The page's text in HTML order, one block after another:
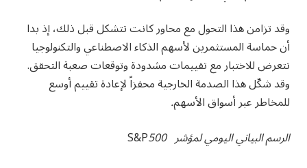
وقد تزامن هذا التحول مع محاور كانت تتشكل قبل ذلك، إذ بدا
أن حماسة المستثمرين لأسهم الذكاء الاصطناعي والتكنولوجيا
تتعرض للاختبار مع تقييمات مشدودة وتوقعات صعبة التحقق.
وقد شكّل هذا الصدمة الخارجية محفزاً لإعادة تقييم أوسع
للمخاطر عبر أسواق الأسهم.
الرسم البياني اليومي لمؤشر S&P
500